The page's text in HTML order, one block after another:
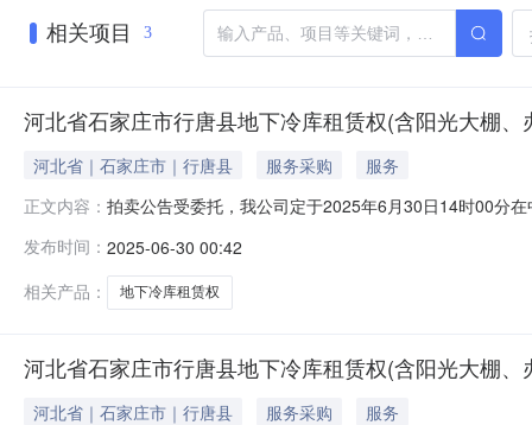
相关项目 3
河北省石家庄市行唐县地下冷库租赁权(含阳光大棚、
河北省｜石家庄市｜行唐县 服务采购
服务
正文内容： 拍卖公告受委托，我公司定于2025年6月30日14时00分
员）四、报名时间：2025年6月30日前五、拍卖保证金
发布时间： 2025-06-30 00:42
相关产品：
地下冷库租赁权
河北省石家庄市行唐县地下冷库租赁权(含阳光大棚、
河北省｜石家庄市｜行唐县 服务采购
服务